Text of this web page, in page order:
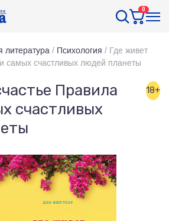
0
литература / Психология / Где живет
самых счастливых людей планеты
Правила
счастливых
18+